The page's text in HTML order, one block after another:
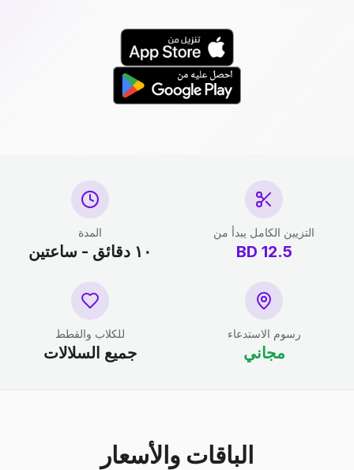
التزيين الكامل يبدأ من
12.5
BD
المدة
١٠ دقائق - ساعتين
رسوم الاستدعاء
مجاني
للكلاب والقطط
جميع السلالات
الباقات والأسعار